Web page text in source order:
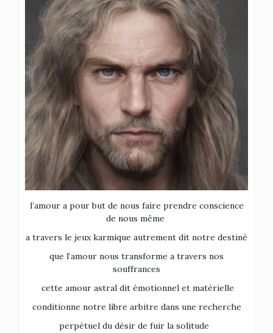
l’amour a pour but de nous faire prendre conscience
de nous même
a travers le jeux karmique autrement dit notre destiné
que l’amour nous transforme a travers nos
souffrances
cette amour astral dit émotionnel et matérielle
conditionne notre libre arbitre dans une recherche
perpétuel du désir de fuir la solitude